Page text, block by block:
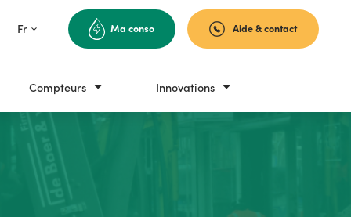
Fr Ma conso Aide & contact
Compteurs Innovations